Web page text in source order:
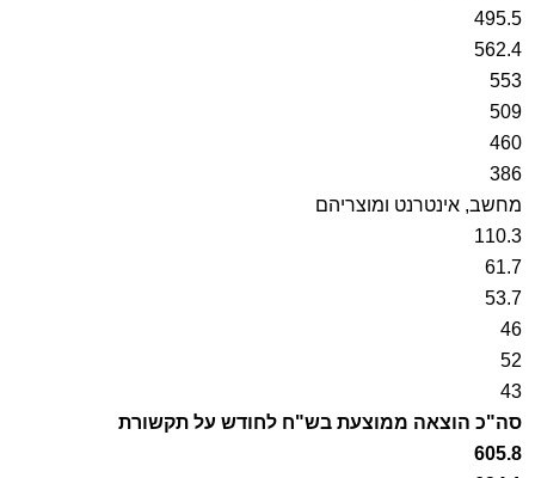
495.5
562.4
553
509
460
386
מחשב, אינטרנט ומוצריהם
110.3
61.7
53.7
46
52
43
סה"כ הוצאה ממוצעת בש"ח לחודש על תקשורת
605.8